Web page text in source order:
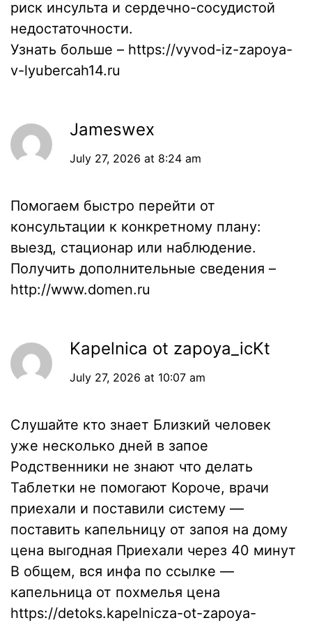
риск инсульта и сердечно-сосудистой
недостаточности.
Узнать больше – https://vyvod-iz-zapoya-
v-lyubercah14.ru
Jameswex
July 27, 2026 at 8:24 am
Помогаем быстро перейти от
консультации к конкретному плану:
выезд, стационар или наблюдение.
Получить дополнительные сведения –
http://www.domen.ru
Kapelnica ot zapoya_icKt
July 27, 2026 at 10:07 am
Слушайте кто знает Близкий человек
уже несколько дней в запое
Родственники не знают что делать
Таблетки не помогают Короче, врачи
приехали и поставили систему —
поставить капельницу от запоя на дому
цена выгодная Приехали через 40 минут
В общем, вся инфа по ссылке —
капельница от похмелья цена
https://detoks.kapelnicza-ot-zapoya-